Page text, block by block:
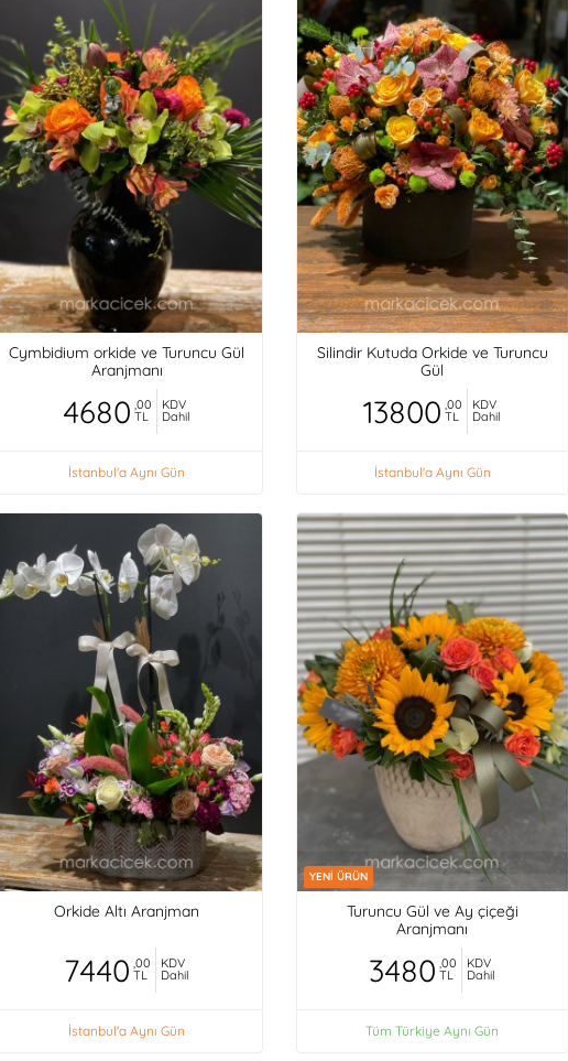
Cymbidium orkide ve Turuncu Gül
Aranjmanı
4680 ,00
TL
KDV
Dahil
İstanbul'a Aynı Gün
Silindir Kutuda Orkide ve Turuncu
Gül
13800 ,00
TL
KDV
Dahil
İstanbul'a Aynı Gün
Orkide Altı Aranjman
7440 ,00
TL
KDV
Dahil
İstanbul'a Aynı Gün
YENİ ÜRÜN
Turuncu Gül ve Ay çiçeği
Aranjmanı
3480 ,00
TL
KDV
Dahil
Tüm Türkiye Aynı Gün